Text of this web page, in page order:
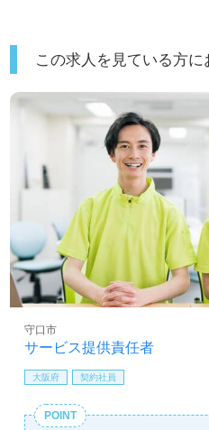
この求人を見ている方に
サービス提供責任者
守口市
大阪府 契約社員
POINT